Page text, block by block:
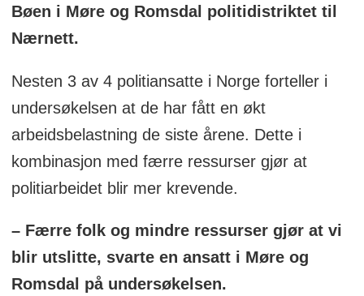
Bøen i Møre og Romsdal politidistriktet til
Nærnett.
Nesten 3 av 4 politiansatte i Norge forteller i
undersøkelsen at de har fått en økt
arbeidsbelastning de siste årene. Dette i
kombinasjon med færre ressurser gjør at
politiarbeidet blir mer krevende.
– Færre folk og mindre ressurser gjør at vi
blir utslitte, svarte en ansatt i Møre og
Romsdal på undersøkelsen.